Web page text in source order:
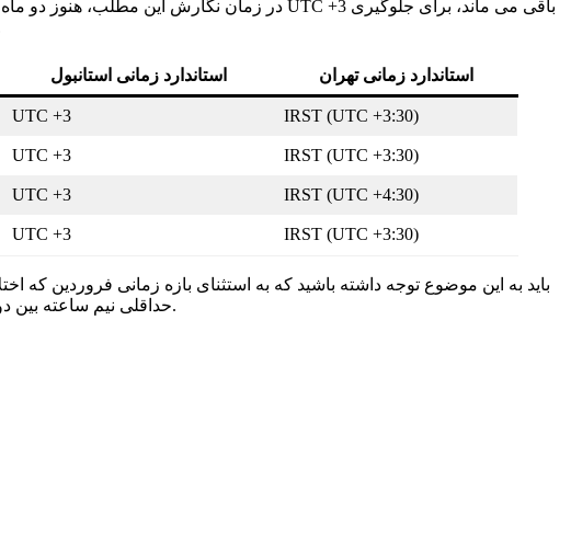
استاندارد زمانی استانبول استاندارد زمانی تهران
UTC +3 IRST (UTC +3:30)
UTC +3 IRST (UTC +3:30)
UTC +3 IRST (UTC +4:30)
UTC +3 IRST (UTC +3:30)
باید به این موضوع توجه داشته باشید که به استثنای بازه زمانی فروردین
حداقلی نیم ساعته بین دو کشور وجود دارد، در سایر روزها و ماه های باقیمانده از سال، اختلاف ساعت دو کشور ایران و ترکیه یک ساعت و نیم خواهد بود.